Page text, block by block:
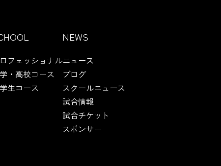
フェッショナル
・高校コース
生コース
NEWS
ニュース
ブログ
スクールニュース
試合情報
試合チケット
スポンサー